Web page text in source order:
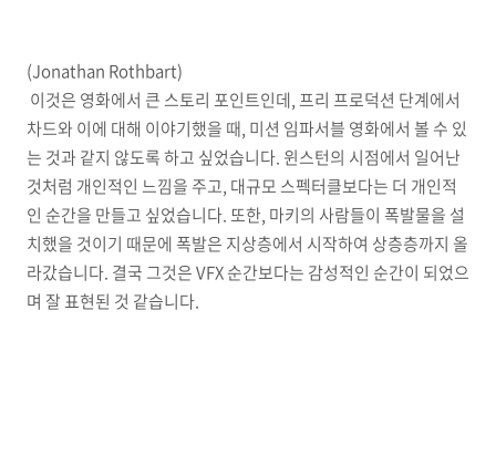
(Jonathan Rothbart)
이것은 영화에서 큰 스토리 포인트인데, 프리 프로덕션 단계에서
차드와 이에 대해 이야기했을 때, 미션 임파서블 영화에서 볼 수 있
는 것과 같지 않도록 하고 싶었습니다. 윈스턴의 시점에서 일어난
것처럼 개인적인 느낌을 주고, 대규모 스펙터클보다는 더 개인적
인 순간을 만들고 싶었습니다. 또한, 마키의 사람들이 폭발물을 설
치했을 것이기 때문에 폭발은 지상층에서 시작하여 상층층까지 올
라갔습니다. 결국 그것은 VFX 순간보다는 감성적인 순간이 되었으
며 잘 표현된 것 같습니다.